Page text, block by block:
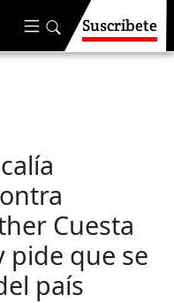
Suscríbete
Cuesta
pide que se
país